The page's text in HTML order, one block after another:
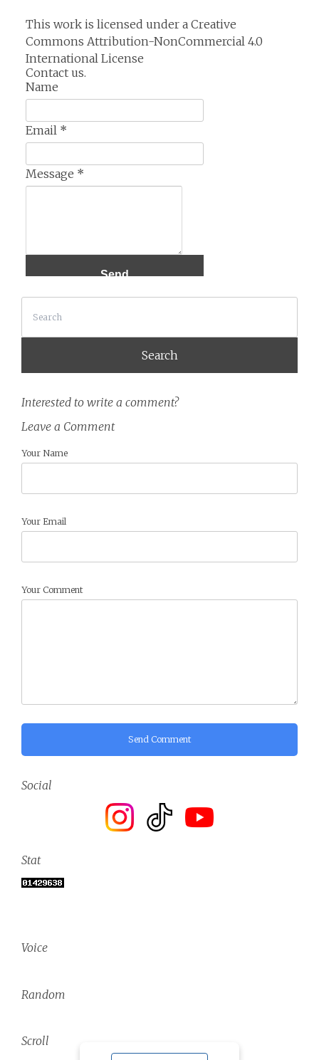
This work is licensed under a Creative
Commons Attribution-NonCommercial 4.0
International License
Contact us.
Name
Email *
Message *
Interested to write a comment?
Leave a Comment
Your Name
Your Email
Your Comment
Send Comment
Social
Stat
Voice
Random
Scroll